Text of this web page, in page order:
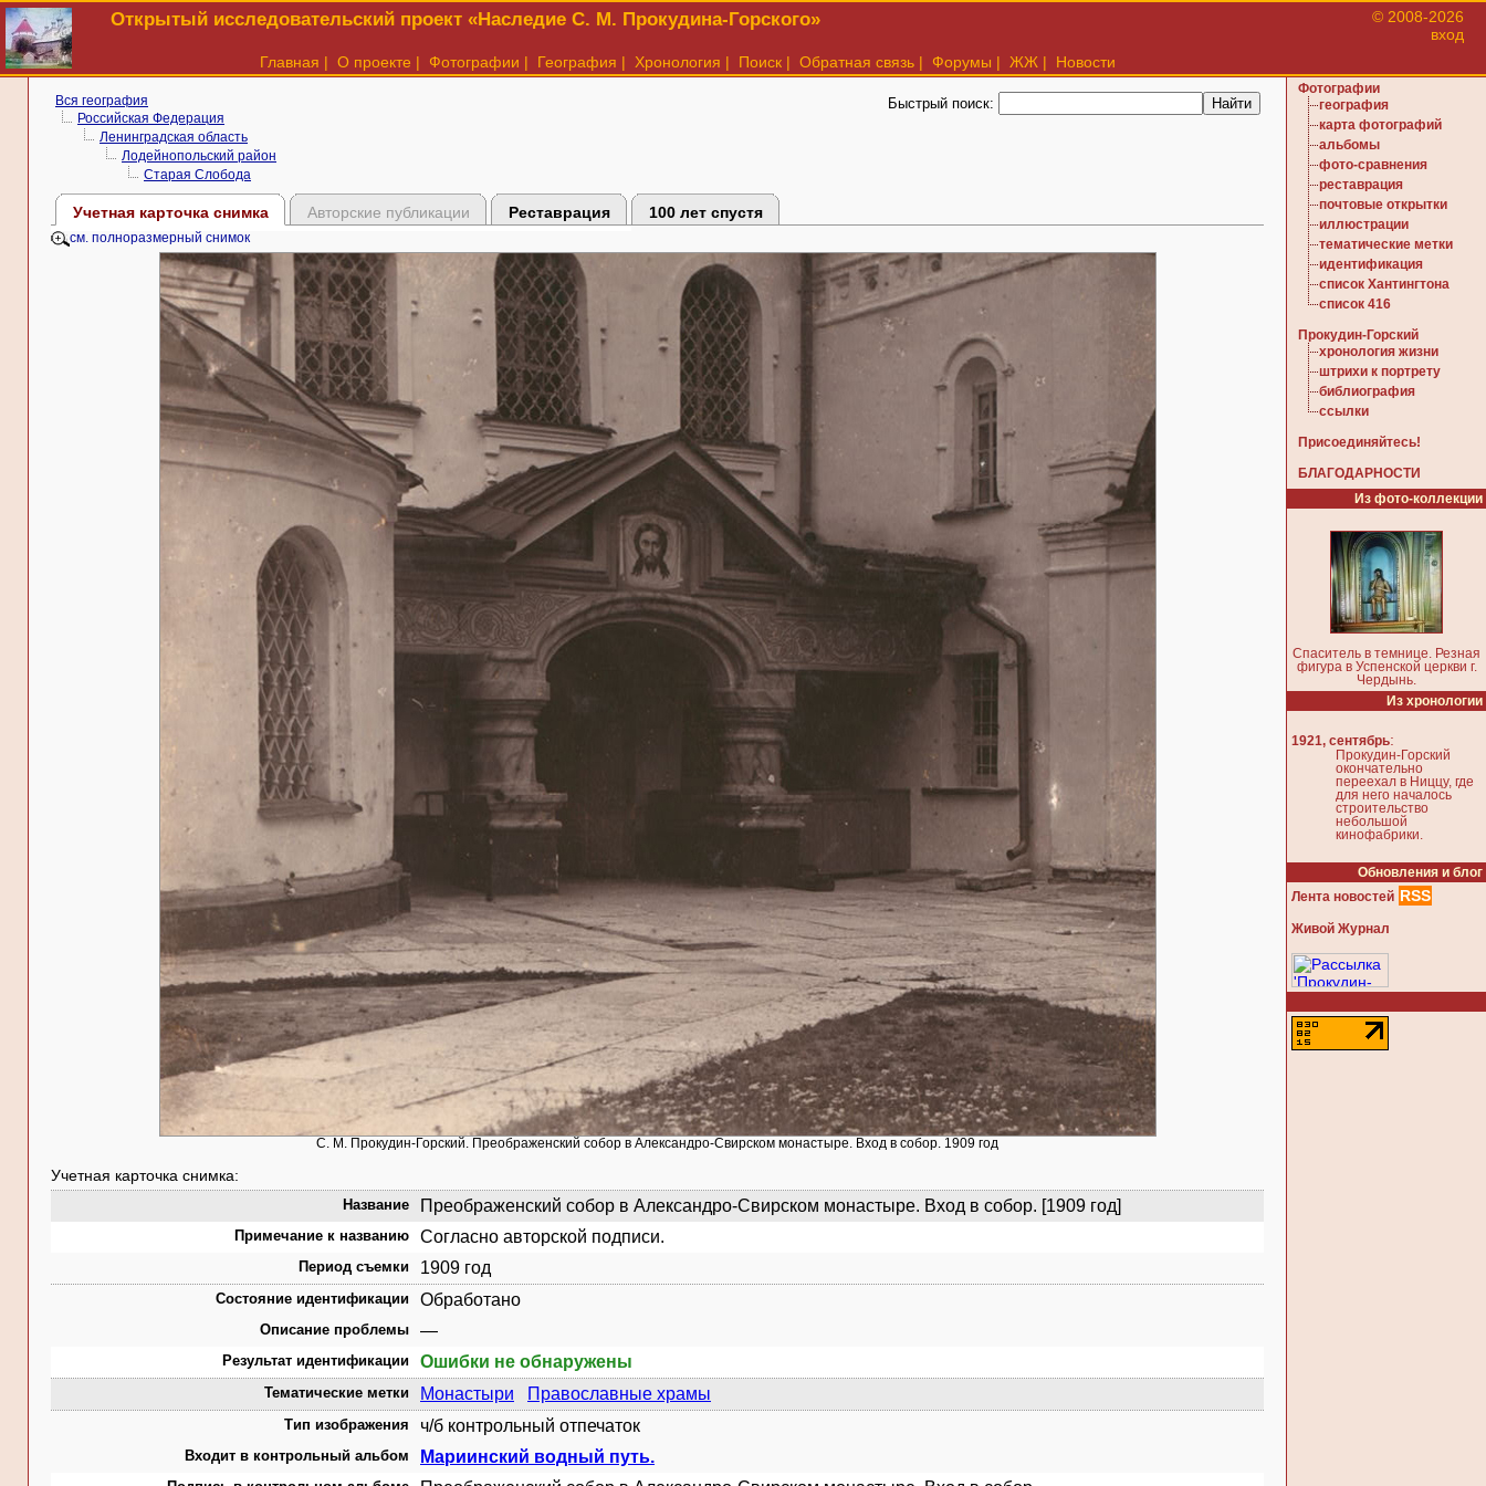
Открытый исследовательский проект «Наследие С. М. Прокудина-Горского»
© 2008-2026
вход
Главная | О проекте | Фотографии | География | Хронология | Поиск | Обратная связь | Форумы | ЖЖ | Новости
Вся география
Российская Федерация
Ленинградская область
Лодейнопольский район
Старая Слобода
Быстрый поиск:
Учетная карточка снимка Авторские публикации Реставрация 100 лет спустя
см. полноразмерный снимок
С. М. Прокудин-Горский. Преображенский собор в Александро-Свирском монастыре. Вход в собор. 1909 год
Учетная карточка снимка:
Название Преображенский собор в Александро-Свирском монастыре. Вход в собор. [1909 год]
Примечание к названию Согласно авторской подписи.
Период съемки 1909 год
Состояние идентификации Обработано
Описание проблемы —
Результат идентификации Ошибки не обнаружены
Тематические метки Монастыри Православные храмы
Тип изображения ч/б контрольный отпечаток
Входит в контрольный альбом Мариинский водный путь.
Фотографии
география
карта фотографий
альбомы
фото-сравнения
реставрация
почтовые открытки
иллюстрации
тематические метки
идентификация
список Хантингтона
список 416
Прокудин-Горский
хронология жизни
штрихи к портрету
библиография
ссылки
Присоединяйтесь!
БЛАГОДАРНОСТИ
Из фото-коллекции
Спаситель в темнице. Резная
фигура в Успенской церкви г.
Чердынь.
Из хронологии
1921, сентябрь:
Прокудин-Горский
окончательно
переехал в Ниццу, где
для него началось
строительство
небольшой
кинофабрики.
Обновления и блог
Лента новостей RSS
Живой Журнал